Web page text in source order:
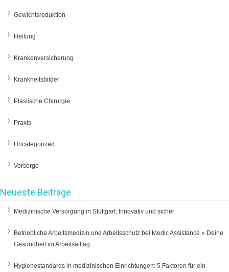
Gewichtsreduktion
Heilung
Krankenversicherung
Krankheitsbilder
Plastische Chirurgie
Praxis
Uncategorized
Vorsorge
Neueste Beiträge
Medizinische Versorgung in Stuttgart: Innovativ und sicher
Betriebliche Arbeitsmedizin und Arbeitsschutz bei Medic Assistance » Deine
Gesundheit im Arbeitsalltag
Hygienestandards in medizinischen Einrichtungen: 5 Faktoren für ein